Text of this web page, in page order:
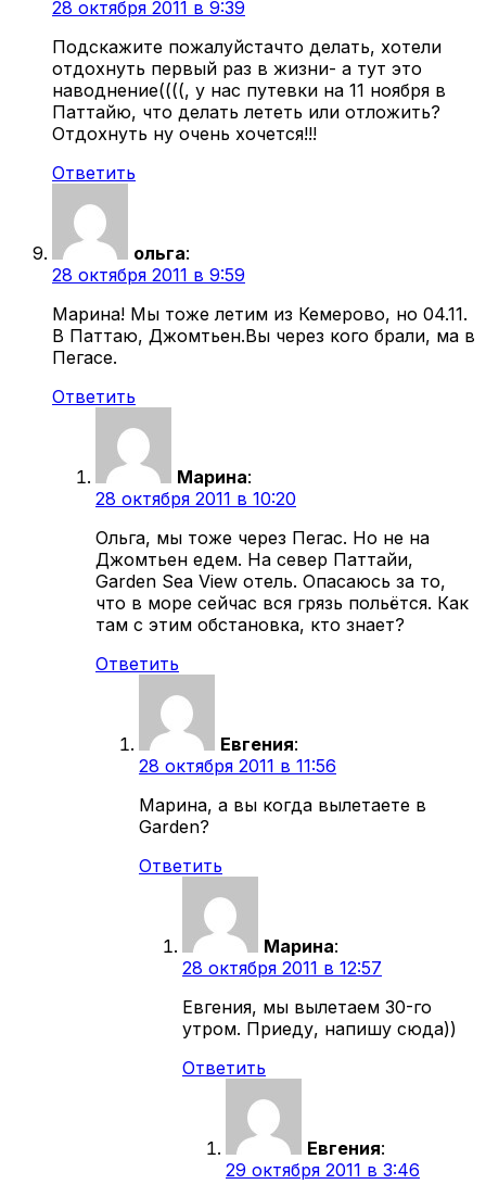
28 октября 2011 в 9:39
Подскажите пожалуйстачто делать, хотели
отдохнуть первый раз в жизни- а тут это
наводнение((((, у нас путевки на 11 ноября в
Паттайю, что делать лететь или отложить?
Отдохнуть ну очень хочется!!!
Ответить
ольга:
28 октября 2011 в 9:59
Марина! Мы тоже летим из Кемерово, но 04.11.
В Паттаю, Джомтьен.Вы через кого брали, ма в
Пегасе.
Ответить
Марина:
28 октября 2011 в 10:20
Ольга, мы тоже через Пегас. Но не на
Джомтьен едем. На север Паттайи,
Garden Sea View отель. Опасаюсь за то,
что в море сейчас вся грязь польётся. Как
там с этим обстановка, кто знает?
Ответить
Евгения:
28 октября 2011 в 11:56
Марина, а вы когда вылетаете в
Garden?
Ответить
Марина:
28 октября 2011 в 12:57
Евгения, мы вылетаем 30-го
утром. Приеду, напишу сюда))
Ответить
Евгения:
29 октября 2011 в 3:46